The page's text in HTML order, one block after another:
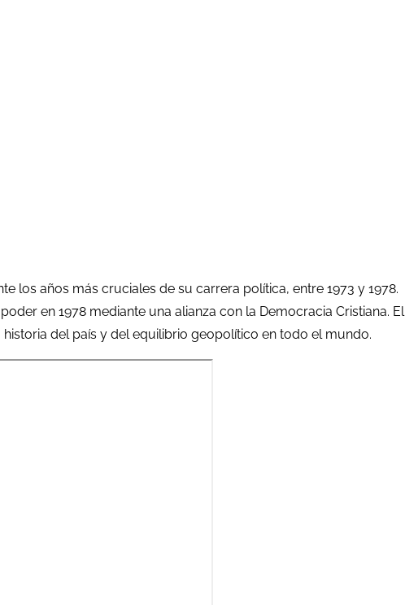
los años más cruciales de su carrera política, entre 1973 y 1978.
en 1978 mediante una alianza con la Democracia Cristiana. El
del país y del equilibrio geopolítico en todo el mundo.